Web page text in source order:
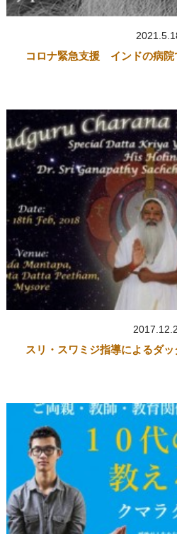
コロナ緊急支援 インドの病院
スリ・スワミジ指導によるダ